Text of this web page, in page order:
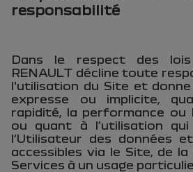
responsabilité
Dans le respect des
RENAULT décline toute
l'utilisation du Site et
expresse ou implicite,
rapidité, la performance ou
ou quant à l’utilisation
l’Utilisateur des données
accessibles via le Site, de
Services à un usage